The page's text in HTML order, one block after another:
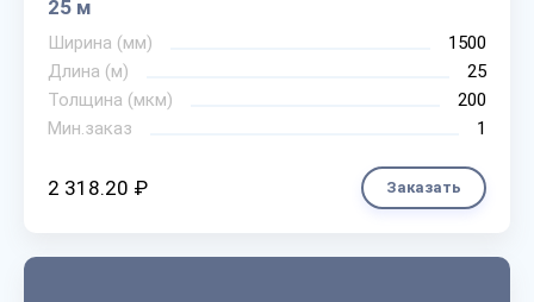
25 м
Ширина (мм)
1500
Длина (м)
25
Толщина (мкм)
200
Мин.заказ
1
2 318.20 ₽ Заказать